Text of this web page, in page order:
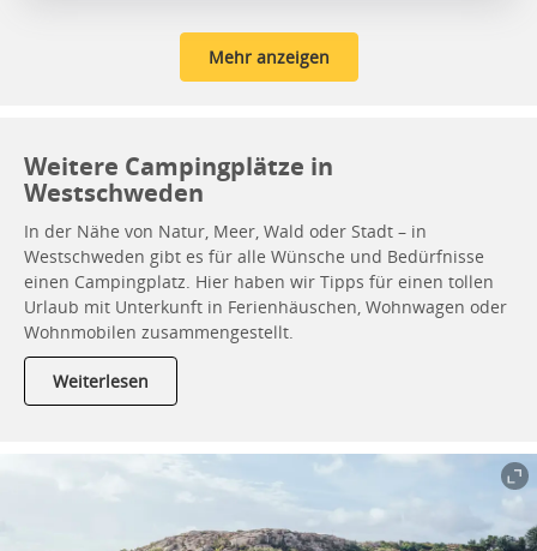
Mehr anzeigen
Weitere Campingplätze in
Westschweden
In der Nähe von Natur, Meer, Wald oder Stadt – in
Westschweden gibt es für alle Wünsche und Bedürfnisse
einen Campingplatz. Hier haben wir Tipps für einen tollen
Urlaub mit Unterkunft in Ferienhäuschen, Wohnwagen oder
Wohnmobilen zusammengestellt.
Weiterlesen